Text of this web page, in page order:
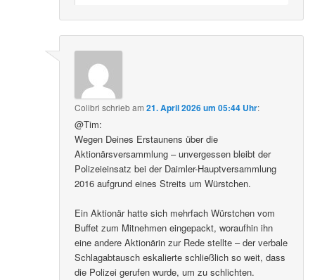
Colibri schriebam21. April 2026 um 05:44 Uhr:
@Tim:
Wegen Deines Erstaunens über die
Aktionärsversammlung – unvergessen bleibt der
Polizeieinsatz bei der Daimler-Hauptversammlung
2016 aufgrund eines Streits um Würstchen.
Ein Aktionär hatte sich mehrfach Würstchen vom
Buffet zum Mitnehmen eingepackt, woraufhin ihn
eine andere Aktionärin zur Rede stellte – der verbale
Schlagabtausch eskalierte schließlich so weit, dass
die Polizei gerufen wurde, um zu schlichten.